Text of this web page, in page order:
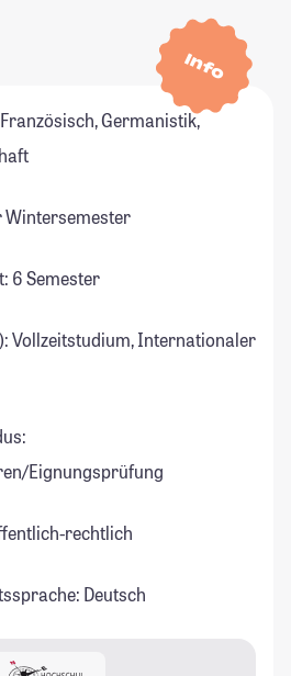
Info
Germanistik,
6 Semester
Vollzeitstudium, Internationaler
Eignungsprüfung
rechtlich
Deutsch